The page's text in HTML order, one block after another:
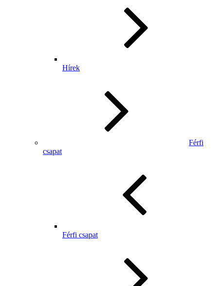
Hírek
Férfi
csapat
Férfi csapat